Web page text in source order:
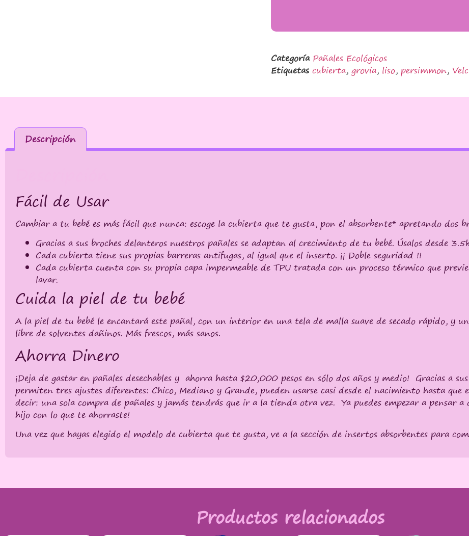
Categoría Pañales Ecológicos
Etiquetas cubierta,grovia, liso, persimmon,
Descripción
Fácil de Usar
Cambiar a tu bebé es más fácil que nunca: escoge la cubierta que te gusta, pon el absorbente* apretando dos
Gracias a sus broches delanteros nuestros pañales se adaptan al crecimiento de tu bebé. Úsalos desde
Cada cubierta tiene sus propias barreras antifugas, al igual que el inserto. ¡¡ Doble seguridad !!
Cada cubierta cuenta con su propia capa impermeable de TPU tratada con un proceso térmico que
lavar.
Cuida la piel de tu bebé
A la piel de tu bebé le encantará este pañal, con un interior en una tela de malla suave de secado rápido, y
libre de solventes dañinos. Más frescos, más sanos.
Ahorra Dinero
¡Deja de gastar en pañales desechables y ahorra hasta $20,000 pesos en sólo dos años y medio! Gracias a
permiten tres ajustes diferentes: Chico, Mediano y Grande, pueden usarse casi desde el nacimiento hasta que
decir: una sola compra de pañales y jamás tendrás que ir a la tienda otra vez. Ya puedes empezar a pensar
hijo con lo que te ahorraste!
Una vez que hayas elegido el modelo de cubierta que te gusta, ve a la sección de insertos absorbentes para
Productos relacionados